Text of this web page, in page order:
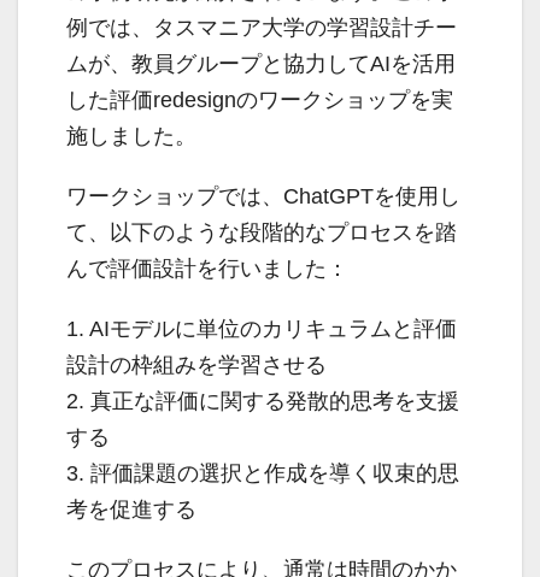
例では、タスマニア大学の学習設計チー
ムが、教員グループと協力してAIを活用
した評価redesignのワークショップを実
施しました。
ワークショップでは、ChatGPTを使用し
て、以下のような段階的なプロセスを踏
んで評価設計を行いました：
1. AIモデルに単位のカリキュラムと評価
設計の枠組みを学習させる
2. 真正な評価に関する発散的思考を支援
する
3. 評価課題の選択と作成を導く収束的思
考を促進する
このプロセスにより、通常は時間のかか